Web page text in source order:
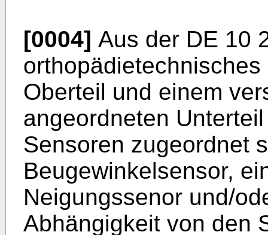
[0004] Aus der DE 10
Oberteil und einem
angeordneten
Sensoren zugeordnet
Beugewinkelsensor,
Neigungssenor und/
Abhängigkeit von den